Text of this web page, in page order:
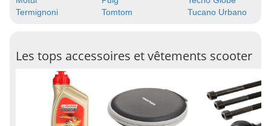
Termignoni
Tomtom Tucano Urbano
Les tops accessoires et vêtements scooter